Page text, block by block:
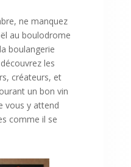
ne manquez
au boulodrome
boulangerie
les
créateurs, et
un bon vin
vous y attend
comme il se